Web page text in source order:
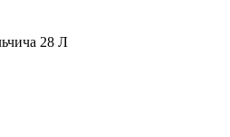
28 Л